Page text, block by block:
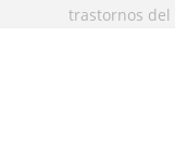
trastornos